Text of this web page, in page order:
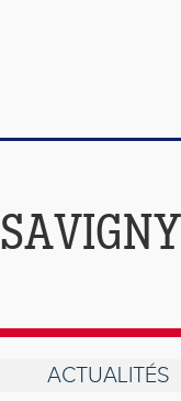
ACTUALITÉS